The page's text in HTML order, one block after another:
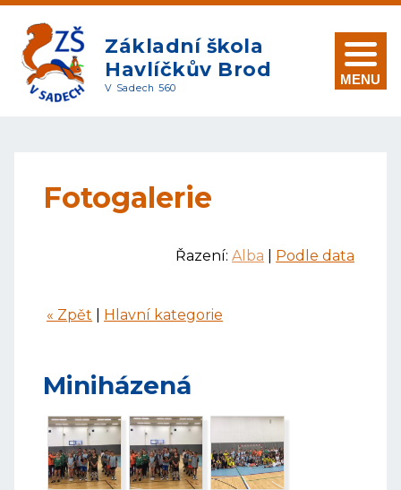
Základní škola
Havlíčkův Brod
V Sadech 560
MENU
Fotogalerie
Řazení: Alba Podle data
« Zpět Hlavní kategorie
Miniházená